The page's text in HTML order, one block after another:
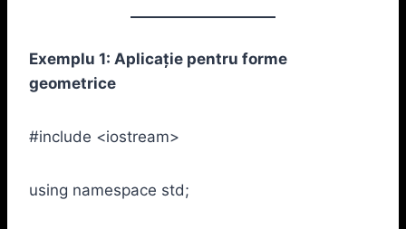
Exemplu 1: Aplicație pentru forme
geometrice
#include <iostream>
using namespace std;